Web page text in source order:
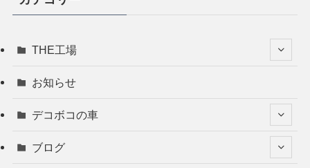
THE工場
お知らせ
デコボコの車
ブログ